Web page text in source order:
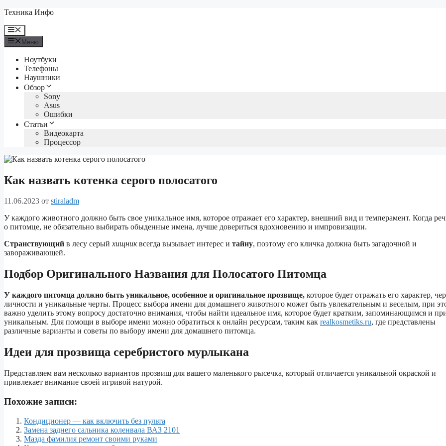
Перейти
содержимому
Техника Инфо
Меню
Меню
Ноутбуки
Телефоны
Наушники
Обзор
Sony
Asus
Ошибки
Статьи
Видеокарта
Процессор
Как назвать котенка серого полосатого
11.06.2023 от stiraladm
У каждого животного должно быть свое уникальное имя, которое отражает его характер, внешний вид и темперамент. Когда
о питомце, не обязательно выбирать обыденные имена, лучше довериться вдохновению и импровизации.
Странствующий в лесу серый хищниквсегда вызывает интерес и тайну, поэтому его кличка должна быть загадочной и
завораживающей.
Подбор Оригинального Названия для Полосатого Питомца
У каждого питомца должно быть уникальное, особенное и оригинальное прозвище, которое будет отражать его характер,
личности и уникальные черты. Процесс выбора имени для домашнего животного может быть увлекательным и веселым, при
важно уделить этому вопросу достаточно внимания, чтобы найти идеальное имя, которое будет кратким, запоминающимся и
уникальным. Для помощи в выборе имени можно обратиться к онлайн ресурсам, таким как realkosmetiks.ru, где представлены
различные варианты и советы по выбору имени для домашнего питомца.
Идеи для прозвища серебристого мурлыкана
Представляем вам несколько вариантов прозвищ для вашего маленького рысечка, который отличается уникальной окраской и
привлекает внимание своей игривой натурой.
Похожие записи:
Кондиционер — как включить без пульта
Замена заднего сальника коленвала ВАЗ 2101
Мазда фамилия ремонт своими руками